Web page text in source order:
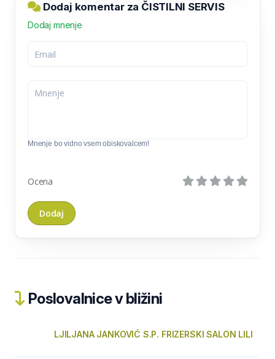
Dodaj komentar za ČISTILNI SERVIS
Dodaj mnenje
Mnenje bo vidno vsem obiskovalcem!
Ocena
Poslovalnice v bližini
LJILJANA JANKOVIĆ S.P. FRIZERSKI SALON LILI